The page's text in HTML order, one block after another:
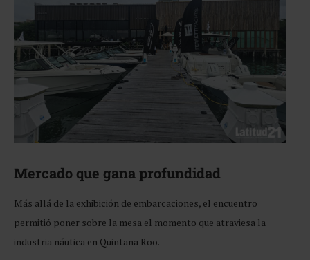
Mercado que gana profundidad
Más allá de la exhibición de embarcaciones, el encuentro
permitió poner sobre la mesa el momento que atraviesa la
industria náutica en Quintana Roo.